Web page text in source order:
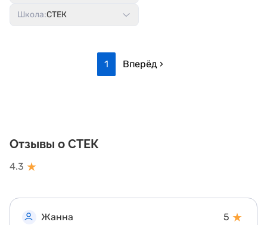
Школа:СТЕК
1 Вперёд ›
Отзывы о СТЕК
4.3 ★
Жанна 5 ★